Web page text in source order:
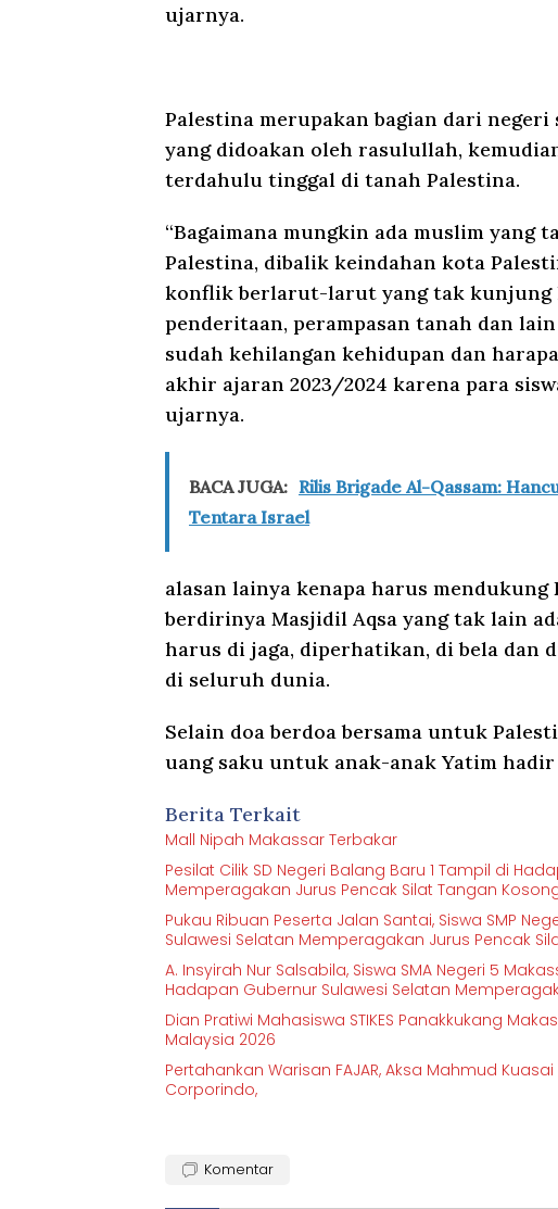
ujarnya.
Palestina merupakan bagian dari
yang didoakan oleh rasulullah,
terdahulu tinggal di tanah Palestina.
“Bagaimana mungkin ada muslim yang
Palestina, dibalik keindahan kota
konflik berlarut-larut yang tak kunjung
penderitaan, perampasan tanah dan
sudah kehilangan kehidupan dan
akhir ajaran 2023/2024 karena para
ujarnya.
BACA JUGA: Rilis Brigade Al-Qassam:
Tentara Israel
alasan lainya kenapa harus mendukung
berdirinya Masjidil Aqsa yang tak lain
harus di jaga, diperhatikan, di bela dan
di seluruh dunia.
Selain doa berdoa bersama untuk
uang saku untuk anak-anak Yatim
Berita Terkait
Mall Nipah Makassar Terbakar
Pesilat Cilik SD Negeri Balang Baru 1 Tampil di
Memperagakan Jurus Pencak Silat Tangan
Pukau Ribuan Peserta Jalan Santai, Siswa SMP
Sulawesi Selatan Memperagakan Jurus Pencak
A. Insyirah Nur Salsabila, Siswa SMA Negeri 5
Hadapan Gubernur Sulawesi Selatan
Dian Pratiwi Mahasiswa STIKES Panakkukang
Malaysia 2026
Pertahankan Warisan FAJAR, Aksa Mahmud
Corporindo,
Komentar